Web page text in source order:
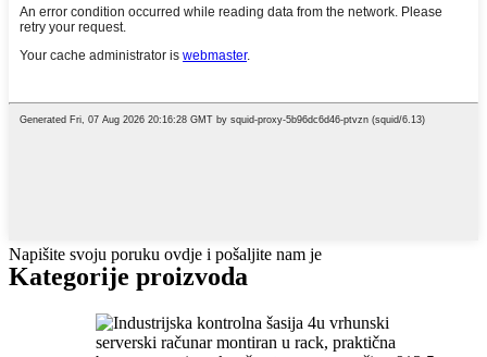
Napišite svoju poruku ovdje i pošaljite nam je
Kategorije proizvoda